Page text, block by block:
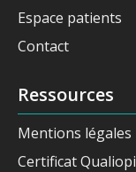
Espace patients
Contact
Ressources
Mentions légales
Certificat Qualiopi